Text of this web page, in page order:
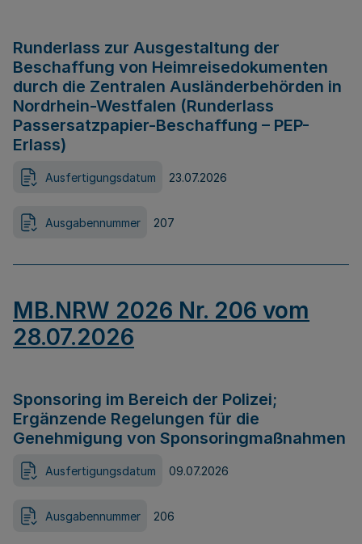
Runderlass zur Ausgestaltung der
Beschaffung von Heimreisedokumenten
durch die Zentralen Ausländerbehörden in
Nordrhein-Westfalen (Runderlass
Passersatzpapier-Beschaffung – PEP-
Erlass)
Ausfertigungsdatum 23.07.2026
Ausgabennummer 207
MB.NRW 2026 Nr. 206 vom
28.07.2026
Sponsoring im Bereich der Polizei;
Ergänzende Regelungen für die
Genehmigung von Sponsoringmaßnahmen
Ausfertigungsdatum 09.07.2026
Ausgabennummer 206